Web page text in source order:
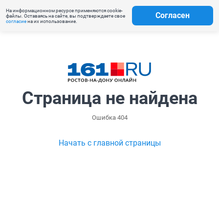
На информационном ресурсе применяются cookie-
файлы. Оставаясь на сайте, вы подтверждаете свое
согласиена их использование.
Согласен
Страница не найдена
Ошибка 404
Начать с главной страницы